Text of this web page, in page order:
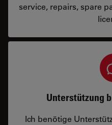
service, repairs, spare
Unterstützung
Ich benötige